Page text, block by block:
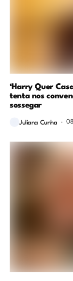
‘Harry Quer
tenta nos
sossegar
Juliana Cunha